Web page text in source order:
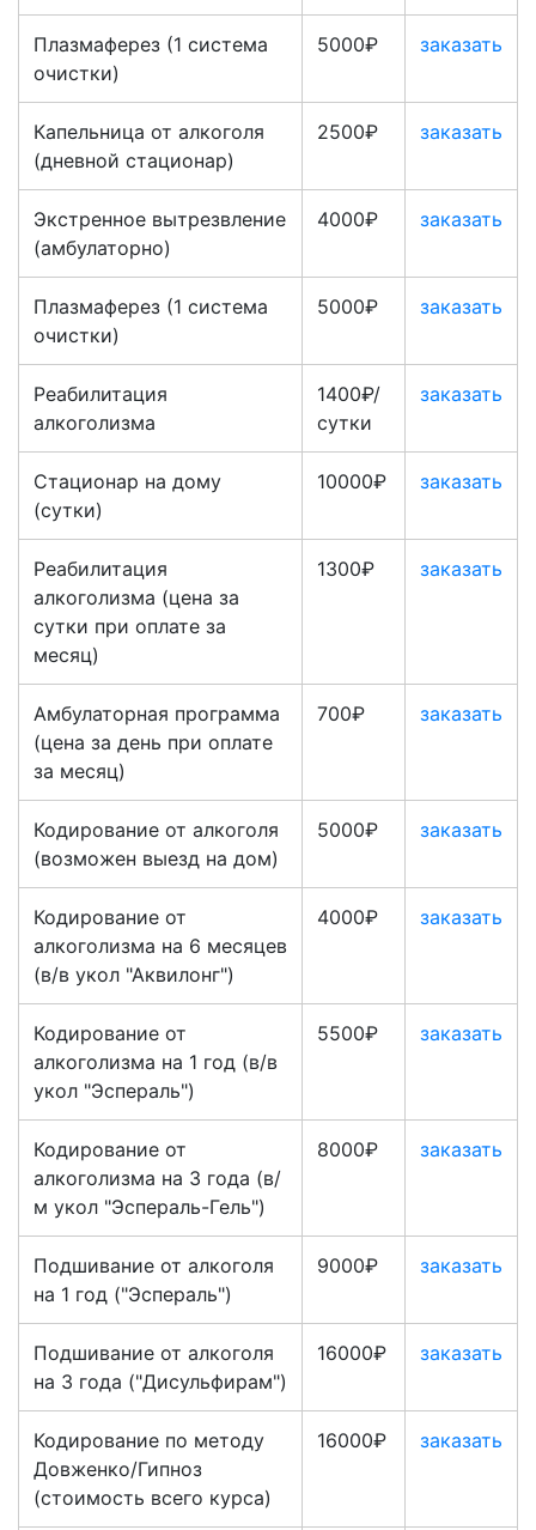
Плазмаферез (1 система
очистки)
5000₽ заказать
Капельница от алкоголя
(дневной стационар)
2500₽ заказать
Экстренное вытрезвление
(амбулаторно)
4000₽ заказать
Плазмаферез (1 система
очистки)
5000₽ заказать
Реабилитация
алкоголизма
1400₽/
сутки
заказать
Стационар на дому
(сутки)
10000₽ заказать
Реабилитация
алкоголизма (цена за
сутки при оплате за
месяц)
1300₽ заказать
Амбулаторная программа
(цена за день при оплате
за месяц)
700₽ заказать
Кодирование от алкоголя
(возможен выезд на дом)
5000₽ заказать
Кодирование от
алкоголизма на 6 месяцев
(в/в укол "Аквилонг")
4000₽ заказать
Кодирование от
алкоголизма на 1 год (в/в
укол "Эспераль")
5500₽ заказать
Кодирование от
алкоголизма на 3 года (в/
м укол "Эспераль-Гель")
8000₽ заказать
Подшивание от алкоголя
на 1 год ("Эспераль")
9000₽ заказать
Подшивание от алкоголя
на 3 года ("Дисульфирам")
16000₽ заказать
Кодирование по методу
Довженко/Гипноз
(стоимость всего курса)
16000₽ заказать